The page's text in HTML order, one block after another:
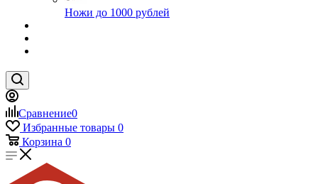
Ножи до 1000 рублей
Сравнение0
Избранные товары 0
Корзина 0